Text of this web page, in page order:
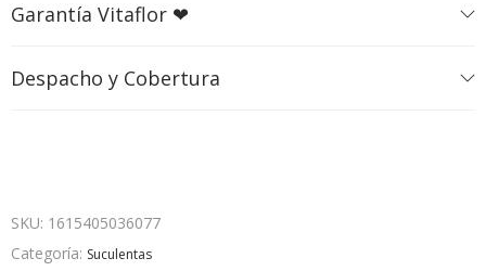
Garantía Vitaflor ❤
Despacho y Cobertura
SKU: 1615405036077
Categoría: Suculentas